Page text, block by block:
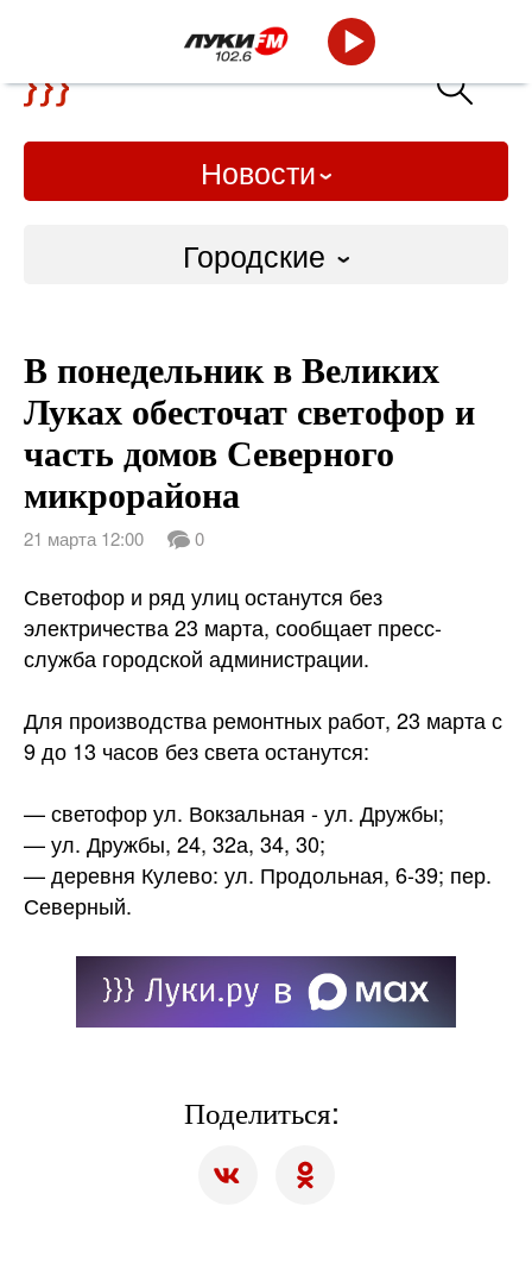
Новости
Городские
Слово Дело
Народные
ВТРК
В понедельник в Великих
Луках обесточат светофор и
часть домов Северного
микрорайона
21 марта 12:00 0
Светофор и ряд улиц останутся без
электричества 23 марта, сообщает пресс-
служба городской администрации.
Для производства ремонтных работ, 23 марта с
9 до 13 часов без светаостанутся:
— светофор ул. Вокзальная - ул. Дружбы;
— ул. Дружбы, 24, 32а, 34, 30;
— деревня Кулево: ул. Продольная, 6-39; пер.
Северный.
Поделиться: